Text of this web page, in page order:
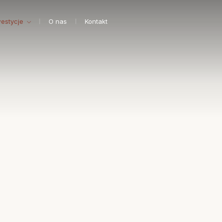
O nas Kontakt